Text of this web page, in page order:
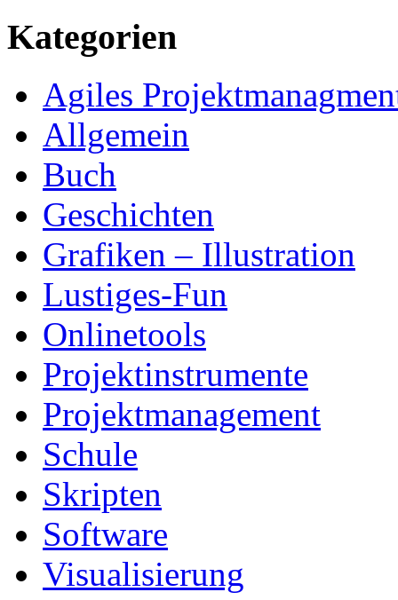
Kategorien
Agiles
Allgemein
Buch
Geschichten
Grafiken – Illustration
Lustiges-Fun
Onlinetools
Projektinstrumente
Projektmanagement
Schule
Skripten
Software
Visualisierung